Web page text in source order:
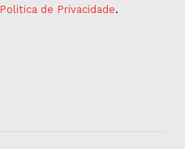
Politica de Privacidade.